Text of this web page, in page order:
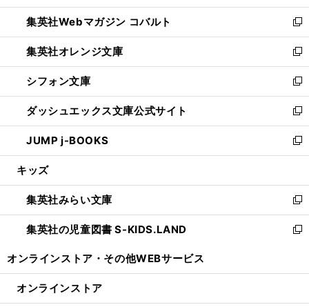
開
く
ウ
で
開
く
ン
ド
ウ
で
開
く
ウ
ィ
ン
ド
ウ
で
開
く
集英社Webマガジン コバルト
新
し
い
ウ
ィ
ン
ド
ウ
で
開
集英社オレンジ文庫
新
し
い
ウ
ィ
ン
ド
ウ
開
く
シフォン文庫
新
し
い
ウ
ィ
ン
ウ
で
開
く
ダッシュエックス文庫公式サイト
新
し
い
ウ
ン
ド
ウ
で
JUMP j-BOOKS
新
し
ウ
ィ
ン
ド
開
キッズ
集英社みらい文庫
新
し
い
ン
ウ
集英社の児童図書 S-KIDS.LAND
新
ウ
オンラインストア・ その他WEBサービス
オンラインストア